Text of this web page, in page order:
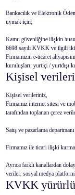
Bankacılık ve Elektronik
uymak için;
Kamu güvenliğine ilişkin
6698 sayılı KVKK ve ilgili
Firmamızın e-ticaret
kuruluşları, yurtiçi / yurtdışı
Kişisel
Kişisel verileriniz,
Firmamız internet sitesi ve
tarafından toplanan çerez
Satış ve pazarlama
Firmamız ile ticari ilişki
Ayrıca farklı kanallardan
veriler, sosyal medya
KVKK